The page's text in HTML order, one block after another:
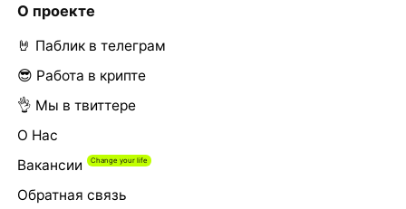
О проекте
🤘 Паблик в телеграм
😎 Работа в крипте
👌 Мы в твиттере
О Нас
Вакансии
Обратная связь